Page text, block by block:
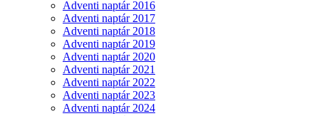
Adventi naptár 2016
Adventi naptár 2017
Adventi naptár 2018
Adventi naptár 2019
Adventi naptár 2020
Adventi naptár 2021
Adventi naptár 2022
Adventi naptár 2023
Adventi naptár 2024